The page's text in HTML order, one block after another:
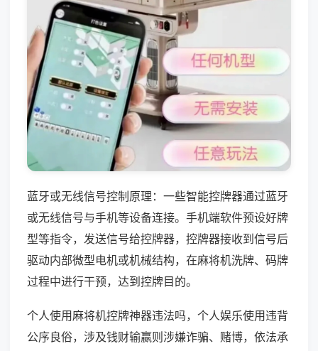
蓝牙或无线信号控制原理：一些智能控牌器通过蓝牙
或无线信号与手机等设备连接。手机端软件预设好牌
型等指令，发送信号给控牌器，控牌器接收到信号后
驱动内部微型电机或机械结构，在麻将机洗牌、码牌
过程中进行干预，达到控牌目的。
个人使用麻将机控牌神器违法吗，个人娱乐使用违背
公序良俗，涉及钱财输赢则涉嫌诈骗、赌博，依法承